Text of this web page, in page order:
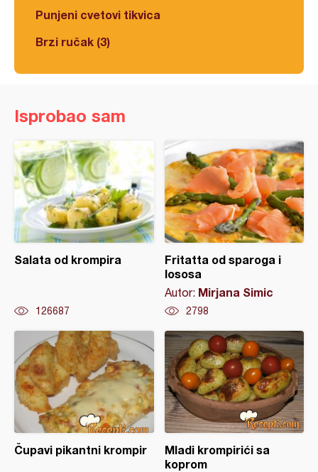
Punjeni cvetovi tikvica
Brzi ručak (3)
Isprobao sam
Salata od krompira
126687
Fritatta od sparoga i
lososa
Autor: Mirjana Simic
2798
Čupavi pikantni krompir
Mladi krompirići sa
koprom